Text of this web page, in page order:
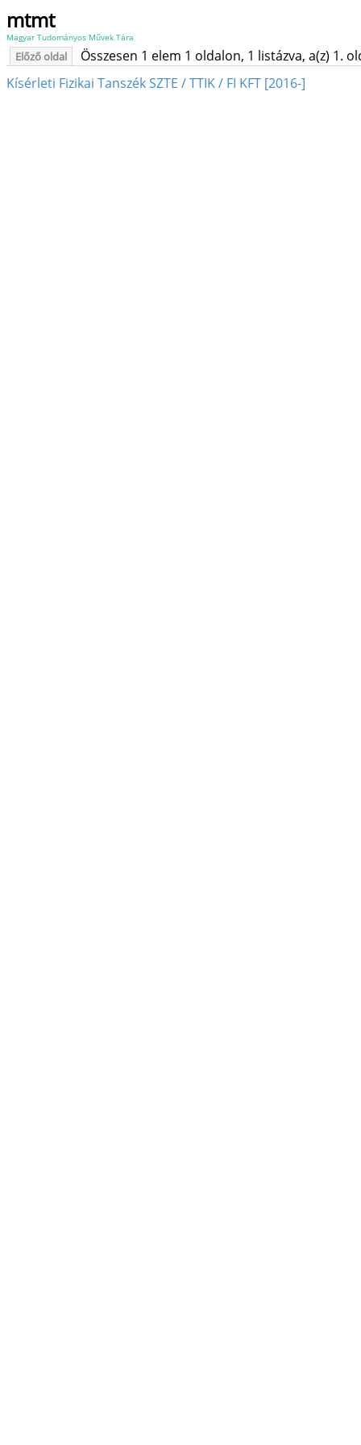
mtmt
Magyar Tudományos Művek Tára
Előző oldal
Összesen 1 elem 1 oldalon, 1 listázva, a(z) 1.
Kísérleti Fizikai Tanszék SZTE / TTIK / FI KFT [2016-]